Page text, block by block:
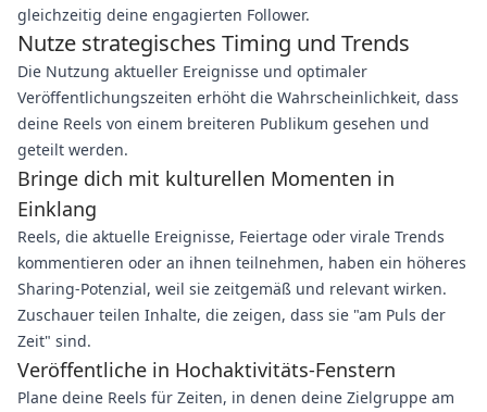
gleichzeitig deine engagierten Follower.
Nutze strategisches Timing und Trends
Die Nutzung aktueller Ereignisse und optimaler
Veröffentlichungszeiten erhöht die Wahrscheinlichkeit, dass
deine Reels von einem breiteren Publikum gesehen und
geteilt werden.
Bringe dich mit kulturellen Momenten in
Einklang
Reels, die aktuelle Ereignisse, Feiertage oder virale Trends
kommentieren oder an ihnen teilnehmen, haben ein höheres
Sharing-Potenzial, weil sie zeitgemäß und relevant wirken.
Zuschauer teilen Inhalte, die zeigen, dass sie "am Puls der
Zeit" sind.
Veröffentliche in Hochaktivitäts-Fenstern
Plane deine Reels für Zeiten, in denen deine Zielgruppe am